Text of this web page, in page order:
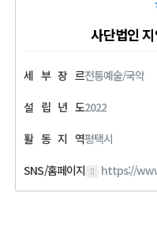
사단법인
세 부 장 르전통예술/국악
설 립 년 도2022
활 동 지 역평택시
SNS/홈페이지
https://